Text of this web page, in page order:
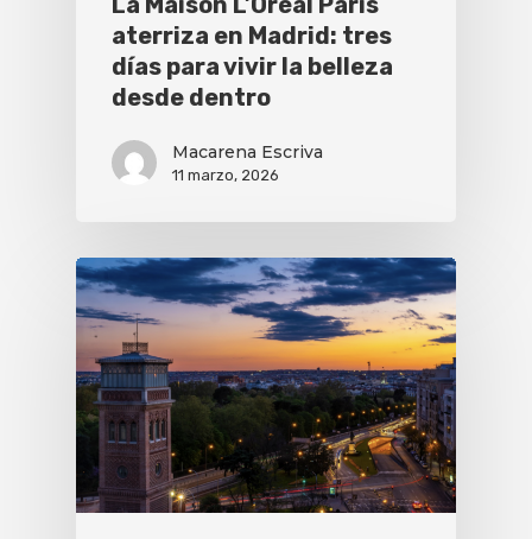
aterriza en Madrid: tres
días para vivir la belleza
desde dentro
Macarena Escriva
11 marzo, 2026